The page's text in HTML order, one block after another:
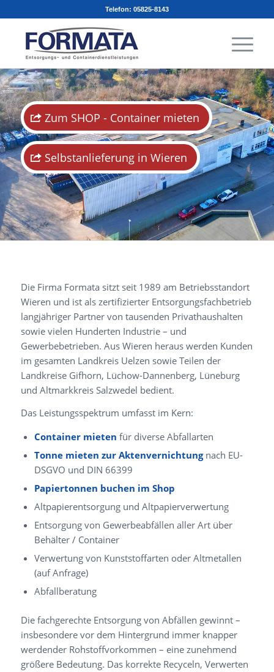
Telefon: 05825-8143
Zum SHOP - Container mieten
Selbstanlieferung in Wieren
Die Firma Formata sitzt seit 1989 am Betriebsstandort
Wieren und ist als zertifizierter Entsorgungsfachbetrieb
langjähriger Partner von tausenden Privathaushalten
sowie vielen Hunderten Industrie – und
Gewerbebetrieben. Aus Wieren heraus werden Kunden
im gesamten Landkreis Uelzen sowie Teilen der
Landkreise Gifhorn, Lüchow-Dannenberg, Lüneburg
und Altmarkkreis Salzwedel bedient.
Das Leistungsspektrum umfasst im Kern:
Container mieten für diverse Abfallarten
Tonne mieten zur Aktenvernichtungnach EU-
DSGVO und DIN 66399
Papiertonnen buchen im Shop
Altpapierentsorgung und Altpapierverwertung
Entsorgung von Gewerbeabfällen aller Art über
Behälter / Container
Verwertung von Kunststoffarten oder Altmetallen
(auf Anfrage)
Abfallberatung
Die fachgerechte Entsorgung von Abfällen gewinnt –
insbesondere vor dem Hintergrund immer knapper
werdender Rohstoffvorkommen – eine zunehmend
größere Bedeutung. Das korrekte Recyceln, Verwerten